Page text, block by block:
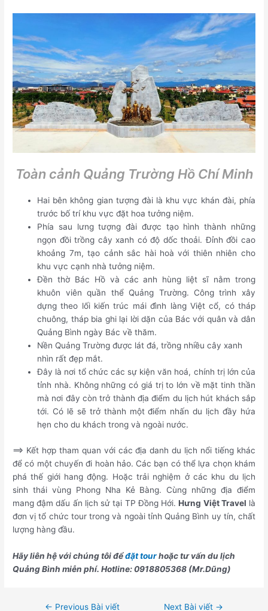
Toàn cảnh Quảng Trường Hồ Chí Minh
Hai bên không gian tượng đài là khu vực khán đài, phía
trước bố trí khu vực đặt hoa tưởng niệm.
Phía sau lưng tượng đài được tạo hình thành những
ngọn đồi trồng cây xanh có độ dốc thoải. Đỉnh đồi cao
khoảng 7m, tạo cảnh sắc hài hoà với thiên nhiên cho
khu vực cạnh nhà tưởng niệm.
Đền thờ Bác Hồ và các anh hùng liệt sĩ nằm trong
khuôn viên quần thể Quảng Trường. Công trình xây
dựng theo lối kiến trúc mái đình làng Việt cổ, có tháp
chuông, tháp bia ghi lại lời dặn của Bác với quân và dân
Quảng Bình ngày Bác về thăm.
Nền Quảng Trường được lát đá, trồng nhiều cây xanh
nhìn rất đẹp mắt.
Đây là nơi tổ chức các sự kiện văn hoá, chính trị lớn của
tỉnh nhà. Không những có giá trị to lớn về mặt tinh thần
mà nơi đây còn trở thành địa điểm du lịch hút khách sắp
tới. Có lẽ sẽ trở thành một điểm nhấn du lịch đầy hứa
hẹn cho du khách trong và ngoài nước.
==> Kết hợp tham quan với các địa danh du lịch nổi tiếng khác
để có một chuyến đi hoàn hảo. Các bạn có thể lựa chọn khám
phá thế giới hang động. Hoặc trải nghiệm ở các khu du lịch
sinh thái vùng Phong Nha Kẻ Bàng. Cùng những địa điểm
mang đậm dấu ấn lịch sử tại TP Đồng Hới.Hưng Việt Travel là
đơn vị tổ chức tour trong và ngoài tỉnh Quảng Bình uy tín, chất
lượng hàng đầu.
Hãy liên hệ với chúng tôi đểđặt tourhoặc tư vấn du lịch
Quảng Bình miễn phí. Hotline: 0918805368 (Mr.Dũng)
← Previous Bài viết Next Bài viết →